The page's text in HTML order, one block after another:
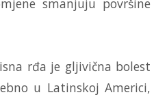
smanjuju površine
rđa je gljivična bolest
u Latinskoj Americi,